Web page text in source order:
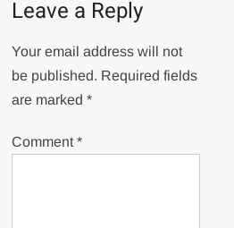
Leave a Reply
Your email address will not
be published. Required fields
are marked*
Comment*